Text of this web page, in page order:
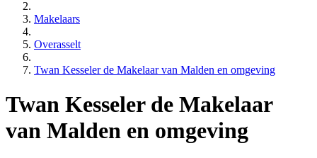
Makelaars
Overasselt
Twan Kesseler de Makelaar van Malden en omgeving
Twan Kesseler de Makelaar
van Malden en omgeving